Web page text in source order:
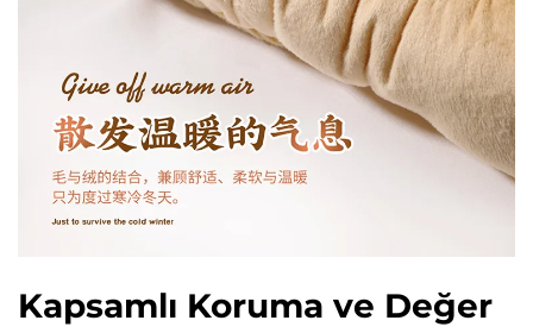
Kapsamlı Koruma ve Değer